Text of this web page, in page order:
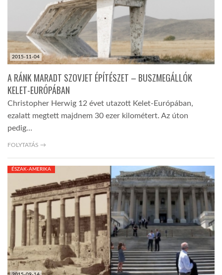
2015-11-04
A RÁNK MARADT SZOVJET ÉPÍTÉSZET – BUSZMEGÁLLÓK
KELET-EURÓPÁBAN
Christopher Herwig 12 évet utazott Kelet-Európában,
ezalatt megtett majdnem 30 ezer kilométert. Az úton
pedig…
FOLYTATÁS →
ÉSZAK-AMERIKA